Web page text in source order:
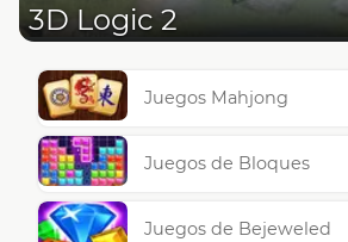
3D Logic 2
Juegos Mahjong
Juegos de Bloques
Juegos de Bejeweled